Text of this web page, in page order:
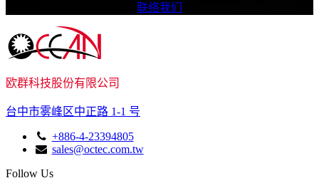
联络我们
欧群科技股份有限公司
台中市雾峰区中正路 1-1 号
+886-4-23394805
sales@octec.com.tw
Follow Us